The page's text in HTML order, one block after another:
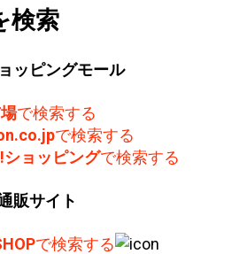
検索
ッピングモール
で検索する
で検索する
ショッピングで検索する
販サイト
で検索する